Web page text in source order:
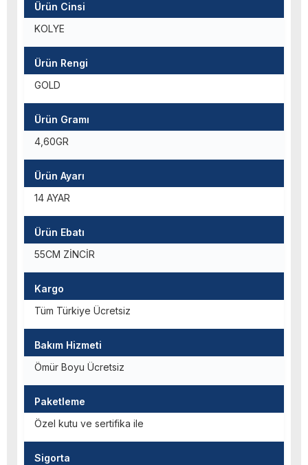
Ürün Cinsi
KOLYE
Ürün Rengi
GOLD
Ürün Gramı
4,60GR
Ürün Ayarı
14 AYAR
Ürün Ebatı
55CM ZİNCİR
Kargo
Tüm Türkiye Ücretsiz
Bakım Hizmeti
Ömür Boyu Ücretsiz
Paketleme
Özel kutu ve sertifika ile
Sigorta